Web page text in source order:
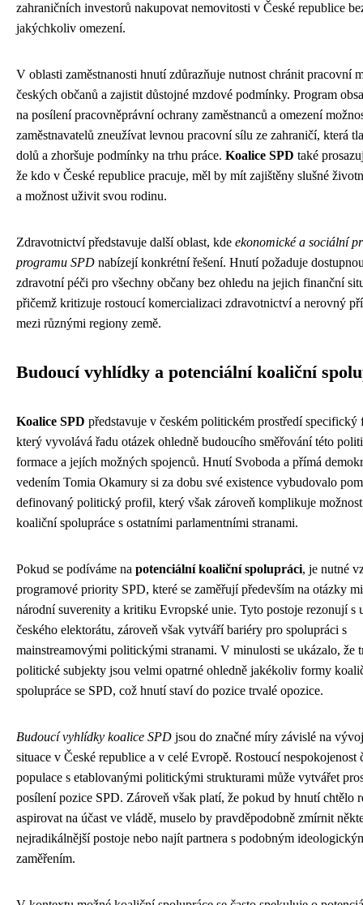
zahraničních investorů nakupovat nemovitosti v České republice
jakýchkoliv omezení.
V oblasti zaměstnanosti hnutí zdůrazňuje nutnost chránit pracovní
českých občanů a zajistit důstojné mzdové podmínky. Program
na posílení pracovněprávní ochrany zaměstnanců a omezení
zaměstnavatelů zneužívat levnou pracovní sílu ze zahraničí, která
dolů a zhoršuje podmínky na trhu práce. Koalice SPD také
že kdo v České republice pracuje, měl by mít zajištěny slušné
a možnost uživit svou rodinu.
Zdravotnictví představuje další oblast, kde ekonomické a sociální
programu SPD nabízejí konkrétní řešení. Hnutí požaduje
zdravotní péči pro všechny občany bez ohledu na jejich finanční
přičemž kritizuje rostoucí komercializaci zdravotnictví a nerovný
mezi různými regiony země.
Budoucí vyhlídky a potenciální koaliční
Koalice SPD představuje v českém politickém prostředí specifický
který vyvolává řadu otázek ohledně budoucího směřování této
formace a jejích možných spojenců. Hnutí Svoboda a přímá
vedením Tomia Okamury si za dobu své existence vybudovalo
definovaný politický profil, který však zároveň komplikuje
koaliční spolupráce s ostatními parlamentními stranami.
Pokud se podíváme na potenciální koaliční spolupráci, je nutné
programové priority SPD, které se zaměřují především na otázky
národní suverenity a kritiku Evropské unie. Tyto postoje rezonují s
českého elektorátu, zároveň však vytváří bariéry pro spolupráci s
mainstreamovými politickými stranami. V minulosti se ukázalo, že
politické subjekty jsou velmi opatrné ohledně jakékoliv formy
spolupráce se SPD, což hnutí staví do pozice trvalé opozice.
Budoucí vyhlídky koalice SPD jsou do značné míry závislé na
situace v České republice a v celé Evropě. Rostoucí nespokojenost
populace s etablovanými politickými strukturami může vytvářet
posílení pozice SPD. Zároveň však platí, že pokud by hnutí chtělo
aspirovat na účast ve vládě, muselo by pravděpodobně zmírnit
nejradikálnější postoje nebo najít partnera s podobným
zaměřením.